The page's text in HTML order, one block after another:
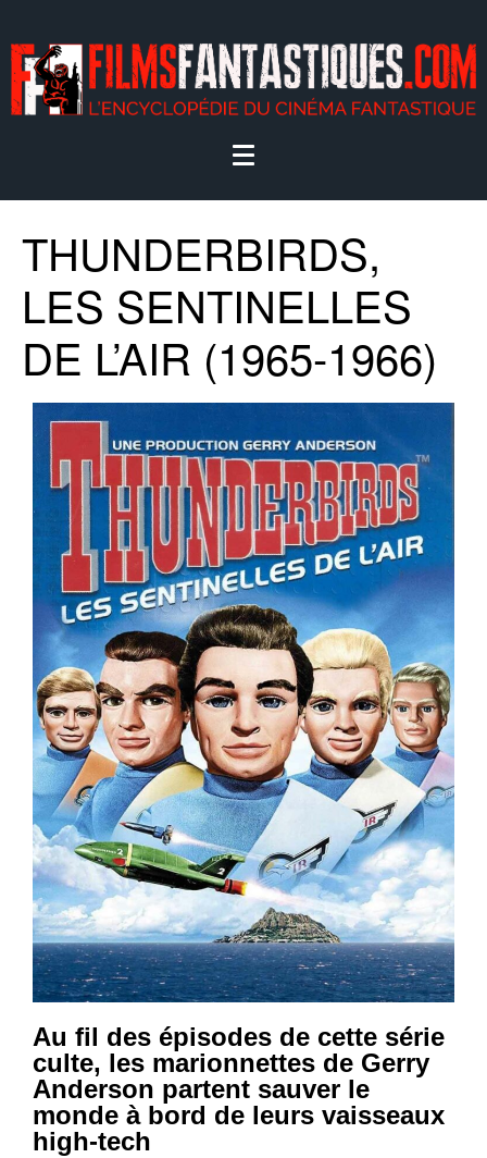
THUNDERBIRDS,
LES SENTINELLES
DE L’AIR (1965-1966)
Au fil des épisodes de cette série
culte, les marionnettes de Gerry
Anderson partent sauver le
monde à bord de leurs vaisseaux
high-tech